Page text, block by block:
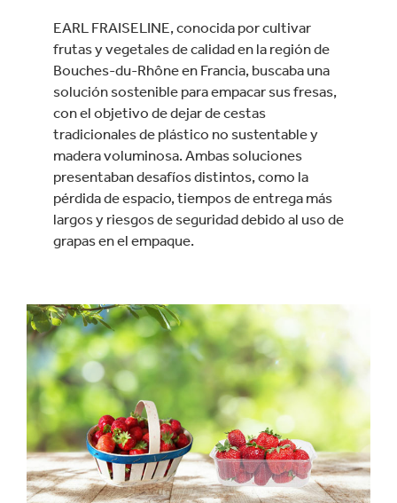
EARL FRAISELINE, conocida por cultivar
frutas y vegetales de calidad en la región de
Bouches-du-Rhône en Francia, buscaba una
solución sostenible para empacar sus fresas,
con el objetivo de dejar de cestas
tradicionales de plástico no sustentable y
madera voluminosa. Ambas soluciones
presentaban desafíos distintos, como la
pérdida de espacio, tiempos de entrega más
largos y riesgos de seguridad debido al uso de
grapas en el empaque.